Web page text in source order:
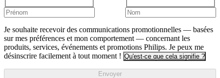
Je souhaite recevoir des communications promotionnelles — basées
sur mes préférences et mon comportement — concernant les
produits, services, événements et promotions Philips. Je peux me
désinscrire facilement à tout moment ! Qu'est-ce que cela signifie ?
Envoyer